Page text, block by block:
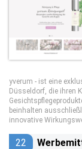
yverum - ist eine
Düsseldorf, die ihren
beinhalten
innovative
22